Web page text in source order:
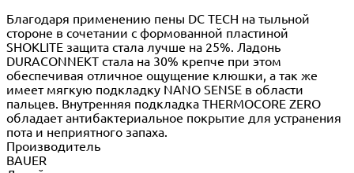
Благодаря применению пены DC TECH на тыльной
стороне в сочетании с формованной пластиной
SHOKLITE защита стала лучше на 25%. Ладонь
DURACONNEKT стала на 30% крепче при этом
обеспечивая отличное ощущение клюшки, а так же
имеет мягкую подкладку NANO SENSE в области
пальцев. Внутренняя подкладка THERMOCORE ZERO
обладает антибактериальное покрытие для устранения
пота и неприятного запаха.
Производитель
BAUER